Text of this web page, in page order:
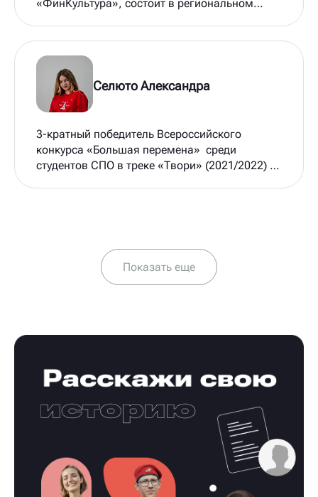
«ФинКультура», состоит в региональном
Селюто Александра
3-кратный победитель Всероссийского
конкурса «Большая перемена» среди
студентов СПО в треке «Твори» (2021/2022) и
Показать еще